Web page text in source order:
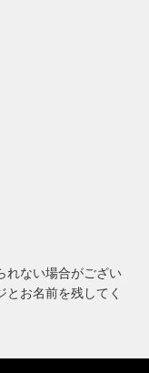
れない場合がござい
とお名前を残してく